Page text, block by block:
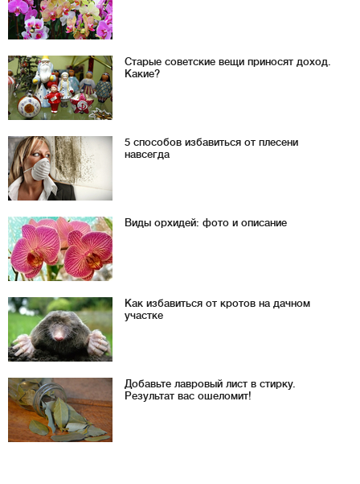
Старые советские вещи приносят доход.
Какие?
5 способов избавиться от плесени
навсегда
Виды орхидей: фото и описание
Как избавиться от кротов на дачном
участке
Добавьте лавровый лист в стирку.
Результат вас ошеломит!